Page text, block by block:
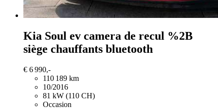
Kia Soul ev camera de recul %2B
siège chauffants bluetooth
€ 6 990,-
110 189 km
10/2016
81 kW (110 CH)
Occasion